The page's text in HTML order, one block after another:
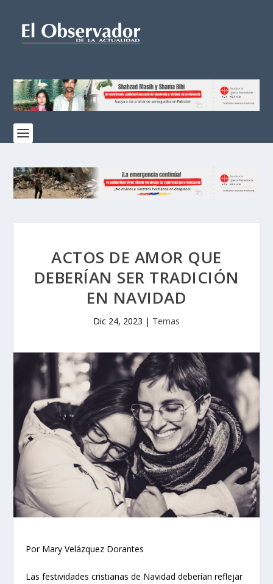
ACTOS DE AMOR QUE
DEBERÍAN SER TRADICIÓN
EN NAVIDAD
Dic 24, 2023 | Temas
Por Mary Velázquez Dorantes
Las festividades cristianas de Navidad deberían reflejar